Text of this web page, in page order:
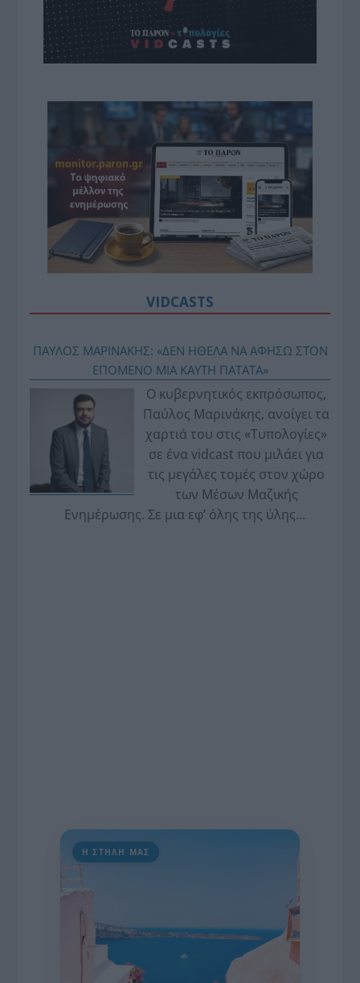
VIDCASTS
ΠΑΥΛΟΣ ΜΑΡΙΝΑΚΗΣ: «ΔΕΝ ΗΘΕΛΑ ΝΑ ΑΦΗΣΩ ΣΤΟΝ
ΕΠΟΜΕΝΟ ΜΙΑ ΚΑΥΤΗ ΠΑΤΑΤΑ»
Ο κυβερνητικός εκπρόσωπος,
Παύλος Μαρινάκης, ανοίγει τα
χαρτιά του στις «Τυπολογίες»
σε ένα vidcast που μιλάει για
τις μεγάλες τομές στον χώρο
των Μέσων Μαζικής
Ενημέρωσης. Σε μια εφ’ όλης της ύλης
Η ΣΤΗΛΗ ΜΑΣ